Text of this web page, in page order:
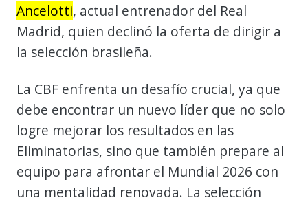
Ancelotti, actual entrenador del Real
Madrid, quien declinó la oferta de dirigir a
la selección brasileña.
La CBF enfrenta un desafío crucial, ya que
debe encontrar un nuevo líder que no solo
logre mejorar los resultados en las
Eliminatorias, sino que también prepare al
equipo para afrontar el Mundial 2026 con
una mentalidad renovada. La selección